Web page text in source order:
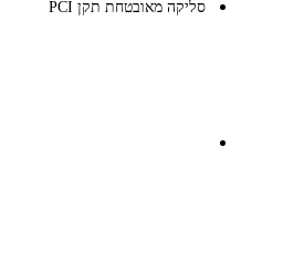
סליקה מאובטחת תקן PCI